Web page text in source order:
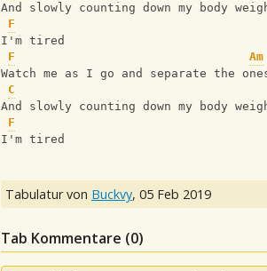
And slowly counting down my body
F
I'm tired
F
Am
Watch me as I go and separate the
C
And slowly counting down my body
F
I'm tired
Tabulatur von Buckvy, 05 Feb 2019
Tab Kommentare (0)